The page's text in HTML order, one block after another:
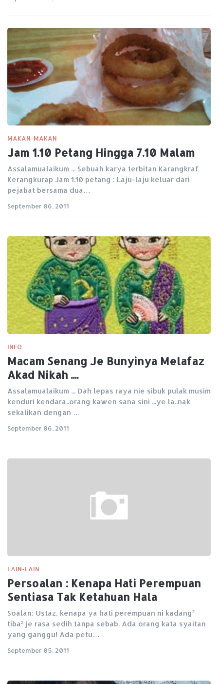
MAKAN-MAKAN
Jam 1.10 Petang Hingga 7.10 Malam
Assalamualaikum ... Sebuah karya terbitan Karangkraf
Kerangkurap Jam 1.10 petang : Laju-laju keluar dari
pejabat bersama dua…
September 06, 2011
INFO
Macam Senang Je Bunyinya Melafaz
Akad Nikah ....
Assalamualaikum ... Dah lepas raya nie sibuk pulak musim
kenduri kendara..orang kawen sana sini ...ye la..nak
sekalikan dengan …
September 06, 2011
LAIN-LAIN
Persoalan : Kenapa Hati Perempuan
Sentiasa Tak Ketahuan Hala
Soalan: Ustaz, kenapa ya hati perempuan ni kadang²
tiba² je rasa sedih tanpa sebab. Ada orang kata syaitan
yang ganggu! Ada petu…
September 05, 2011